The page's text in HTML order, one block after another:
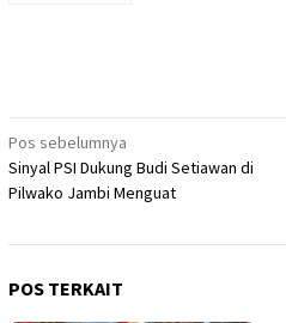
Navigasi
pos
Pos sebelumnya
Sinyal PSI Dukung Budi Setiawan di
Pilwako Jambi Menguat
POS TERKAIT